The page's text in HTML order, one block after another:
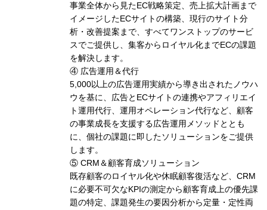
事業全体から見たEC戦略策定、売上拡大計画まで
イメージしたECサイトの構築、現行のサイト分
析・改善提案まで、すべてワンストップのサービ
スでご提供し、集客からロイヤル化までECの課題
を解決します。
④ 広告運用＆代行
5,000以上の広告運用実績から導き出されたノウハ
ウを基に、広告とECサイトの連携やアフィリエイ
ト運用代行、運用オペレーション代行など、顧客
の事業成長を支援する広告運用メソッドととも
に、個社の課題に即したソリューションをご提供
します。
⑤ CRM＆顧客育成ソリューション
既存顧客のロイヤル化や休眠顧客復活など、CRM
に必要不可欠なKPIの測定から顧客育成上の優先課
題の特定、課題発生の要因分析から定量・定性両